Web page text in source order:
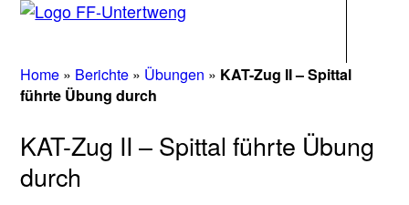
Home » Berichte » Übungen » KAT-Zug II – Spittal
führte Übung durch
KAT-Zug II – Spittal führte Übung
durch